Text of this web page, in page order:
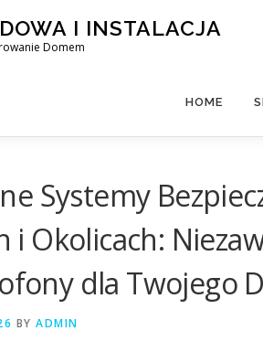
I INSTALACJA
Domem
HOME
Systemy
i Okolicach:
dla Twojego
BY ADMIN